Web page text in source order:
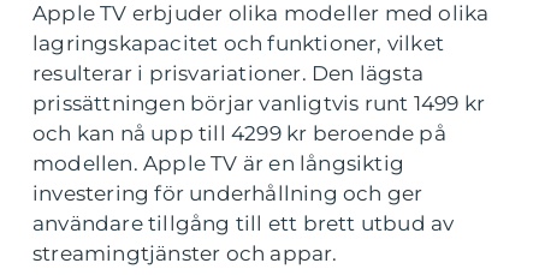
Apple TV erbjuder olika modeller med olika
lagringskapacitet och funktioner, vilket
resulterar i prisvariationer. Den lägsta
prissättningen börjar vanligtvis runt 1499 kr
och kan nå upp till 4299 kr beroende på
modellen. Apple TV är en långsiktig
investering för underhållning och ger
användare tillgång till ett brett utbud av
streamingtjänster och appar.